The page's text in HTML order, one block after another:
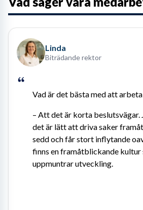
Linda
Biträdande rektor
Vad är det bästa med att arbeta
– Att det är korta beslutsvägar.
det är lätt att driva saker
sedd och får stort inflytande
finns en framåtblickande kultur
uppmuntrar utveckling.